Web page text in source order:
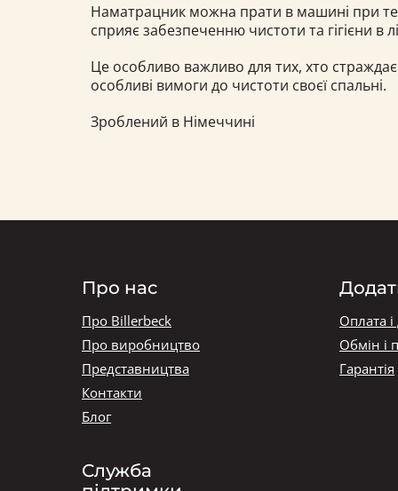
Наматрацник можна прати в машині при
сприяє забезпеченню чистоти та гігієни в
Це особливо важливо для тих, хто страждає
особливі вимоги до чистоти своєї спальні.
Зроблений в Німеччині
Про нас
Про Billerbeck
Про виробництво
Представництва
Контакти
Блог
Служба
Оплата і
Обмін і
Гарантія